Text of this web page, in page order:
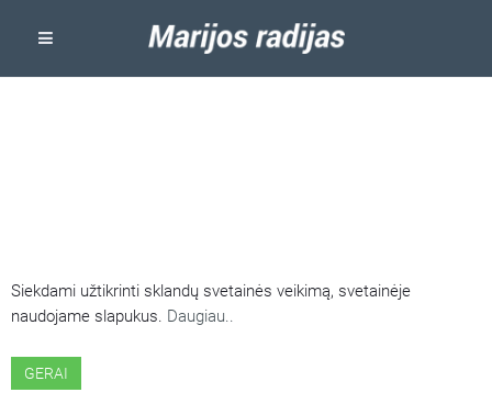
Siekdami užtikrinti sklandų svetainės veikimą, svetainėje
naudojame slapukus. Daugiau..
GERAI